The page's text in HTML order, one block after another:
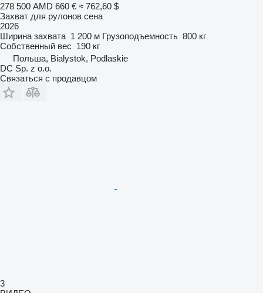
278 500 AMD 660 € ≈ 762,60 $
Захват для рулонов сена
2026
Ширина захвата 1 200 м Грузоподъемность 800 кг
Собственный вес 190 кг
Польша, Bialystok, Podlaskie
DC Sp. z o.o.
Связаться с продавцом
3